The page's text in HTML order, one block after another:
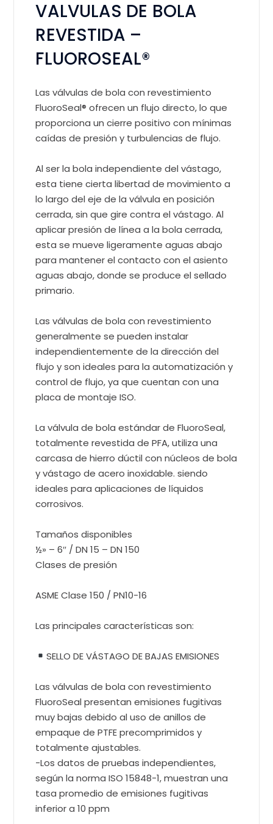
VALVULAS DE BOLA
REVESTIDA –
FLUOROSEAL®️
Las válvulas de bola con revestimiento
FluoroSeal®️ ofrecen un flujo directo, lo que
proporciona un cierre positivo con mínimas
caídas de presión y turbulencias de flujo.
Al ser la bola independiente del vástago,
esta tiene cierta libertad de movimiento a
lo largo del eje de la válvula en posición
cerrada, sin que gire contra el vástago. Al
aplicar presión de línea a la bola cerrada,
esta se mueve ligeramente aguas abajo
para mantener el contacto con el asiento
aguas abajo, donde se produce el sellado
primario.
Las válvulas de bola con revestimiento
generalmente se pueden instalar
independientemente de la dirección del
flujo y son ideales para la automatización y
control de flujo, ya que cuentan con una
placa de montaje ISO.
La válvula de bola estándar de FluoroSeal,
totalmente revestida de PFA, utiliza una
carcasa de hierro dúctil con núcleos de bola
y vástago de acero inoxidable. siendo
ideales para aplicaciones de líquidos
corrosivos.
Tamaños disponibles
½» – 6″ / DN 15 – DN 150
Clases de presión
ASME Clase 150 / PN10-16
Las principales características son:
SELLO DE VÁSTAGO DE BAJAS EMISIONES
Las válvulas de bola con revestimiento
FluoroSeal presentan emisiones fugitivas
muy bajas debido al uso de anillos de
empaque de PTFE precomprimidos y
totalmente ajustables.
-Los datos de pruebas independientes,
según la norma ISO 15848-1, muestran una
tasa promedio de emisiones fugitivas
inferior a 10 ppm